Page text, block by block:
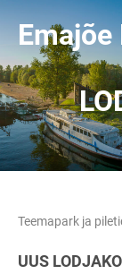
Teemapark ja
UUS